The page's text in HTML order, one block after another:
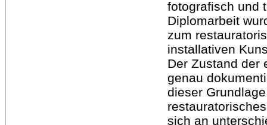
fotografisch und
Diplomarbeit
zum
installativen
Der Zustand der
genau
dieser
sich an